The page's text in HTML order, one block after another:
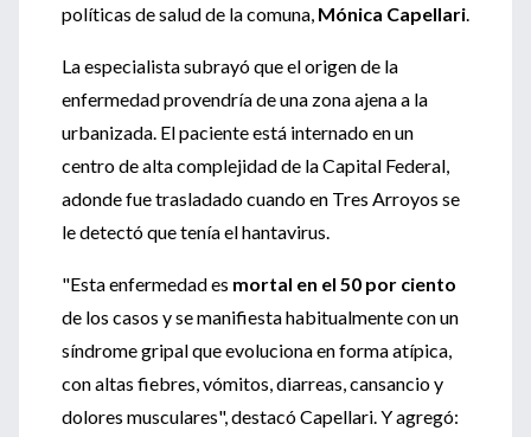
políticas de salud de la comuna, Mónica Capellari.
La especialista subrayó que el origen de la
enfermedad provendría de una zona ajena a la
urbanizada. El paciente está internado en un
centro de alta complejidad de la Capital Federal,
adonde fue trasladado cuando en Tres Arroyos se
le detectó que tenía el hantavirus.
"Esta enfermedad es mortal en el 50 por ciento
de los casos y se manifiesta habitualmente con un
síndrome gripal que evoluciona en forma atípica,
con altas fiebres, vómitos, diarreas, cansancio y
dolores musculares", destacó Capellari. Y agregó: